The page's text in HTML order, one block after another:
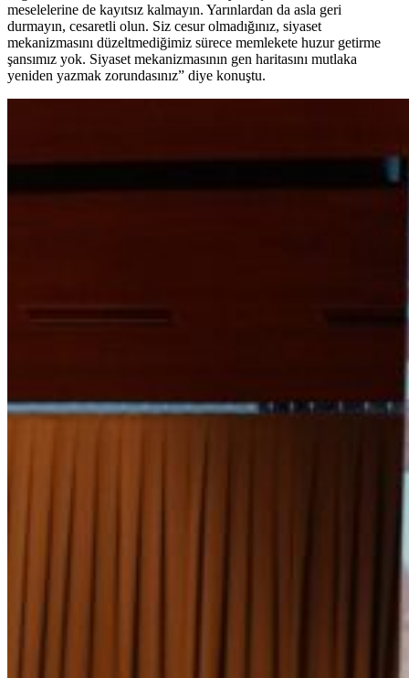
meselelerine de kayıtsız kalmayın. Yarınlardan da asla geri
durmayın, cesaretli olun. Siz cesur olmadığınız, siyaset
mekanizmasını düzeltmediğimiz sürece memlekete huzur getirme
şansımız yok. Siyaset mekanizmasının gen haritasını mutlaka
yeniden yazmak zorundasınız” diye konuştu.